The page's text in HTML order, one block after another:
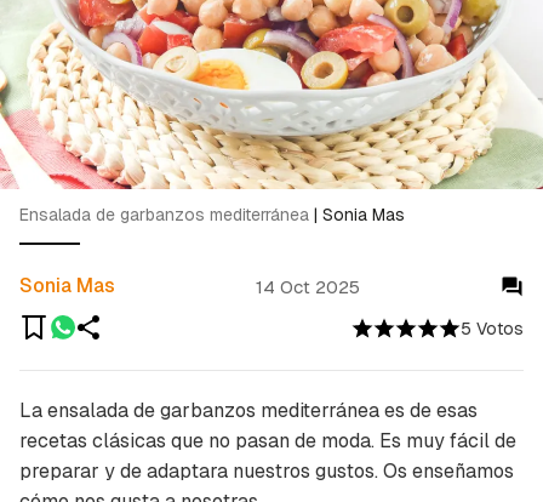
5 Votos
Sonia Mas 14 Oct 2025
Ensalada de garbanzos mediterránea | Sonia Mas
La ensalada de garbanzos mediterránea es de esas
recetas clásicas que no pasan de moda. Es muy fácil de
preparar y de adaptara nuestros gustos. Os enseñamos